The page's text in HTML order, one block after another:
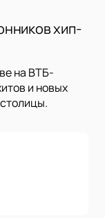
хип-
на ВТБ-
и новых